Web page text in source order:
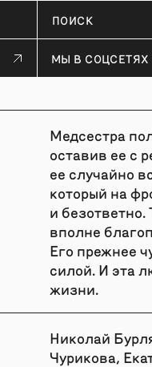
МЫ В СОЦСЕТЯХ
Медсестра
оставив ее с
ее случайно
который на
и
вполне
Его прежнее
силой. И эта
жизни.
Николай
Чурикова,